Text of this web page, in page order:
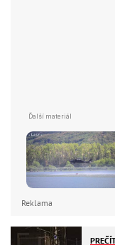
Reklama